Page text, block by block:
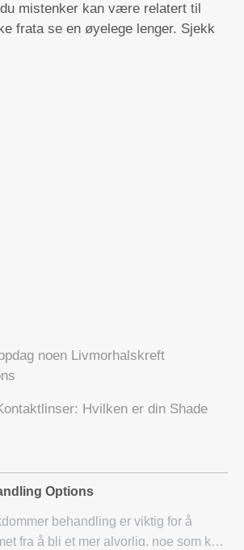
mistenker kan være relatert til
frata se en øyelege lenger. Sjekk
noen Livmorhalskreft
Hvilken er din Shade
Options
behandling er viktig for å
fra å bli et mer alvorlig, noe som kan